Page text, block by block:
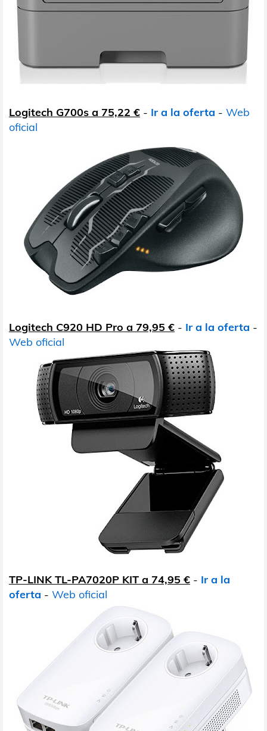
Logitech G700s a 75,22 € - Ir a la oferta - Web
oficial
Logitech C920 HD Pro a 79,95 € - Ir a la oferta -
Web oficial
TP-LINK TL-PA7020P KIT a 74,95 € - Ir a la
oferta - Web oficial